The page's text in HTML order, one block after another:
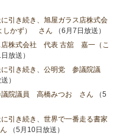
引き続き、旭屋ガラス店株式会
かず） さん （6月7日放送）
店株式会社 代表 古舘 嘉一（こ
放送）
に引き続き、公明党 参議院議
）
議院議員 高橋みつお さん （5
引き続き、世界で一番走る書家
（5月10日放送）